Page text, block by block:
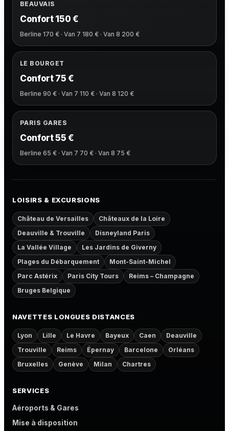
BEAUVAIS
Confort 150 €
Berline 170 € · Van 7 180 € · Van 8 200 €
LE BOURGET
Confort 75 €
Berline 90 € · Van 7 110 € · Van 8 120 €
PARIS GARES
Confort 55 €
Berline 65 € · Van 7 70 € · Van 8 75 €
LOISIRS & EXCURSIONS
Château de Versailles
Châteaux de la Loire
Deauville & Trouville
Disneyland Paris
La Vallée Village
Les Jardins de Giverny
Plages du Débarquement
Mont-Saint-Michel
Parc Astérix
Paris City Tours
Reims – Champagne
Bruges Belgique
NAVETTES LONGUES DISTANCES
Lyon Lille Le Havre Bayeux Caen
Deauville
Trouville
Reims Épernay Barcelone
Orléans
Bruxelles
Genève Milan Chartres
SERVICES
Aéroports & Gares
Mise à disposition